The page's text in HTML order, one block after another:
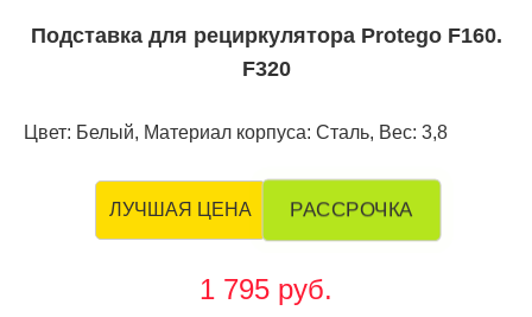
Подставка для рециркулятора Protego F160.
F320
Цвет: Белый, Материал корпуса: Сталь, Вес: 3,8
ЛУЧШАЯ ЦЕНА РАССРОЧКА
1 795 руб.